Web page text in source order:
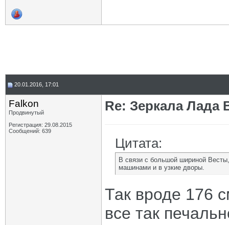
20.01.2016, 17:01
Falkon
Продвинутый
Регистрация: 29.08.2015
Сообщений: 639
Re: Зеркала Лада
Цитата:
В связи с большой шириной
машинами и в узкие дворы.
Так вроде 176
все так